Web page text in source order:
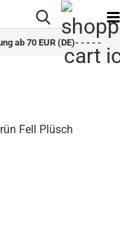
70 EUR (DE)- - - - - - - -
Fell Plüsch